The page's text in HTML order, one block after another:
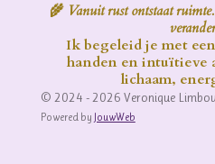
🌾 Vanuit rust ontstaat
Ik begeleid je met
handen en intuïtieve
lichaam,
© 2024 - 2026 Veronique
Powered by JouwWeb